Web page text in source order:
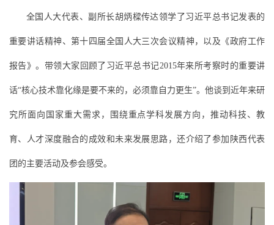
全国人大代表、副所长胡炳樑传达领学了习近平总书记发表的
重要讲话精神、第十四届全国人大三次会议精神，以及《政府工作
报告》。带领大家回顾了习近平总书记2015年来所考察时的重要讲
话“核心技术靠化缘是要不来的，必须靠自力更生”。他谈到近年来研
究所面向国家重大需求，围绕重点学科发展方向，推动科技、教
育、人才深度融合的成效和未来发展思路，还介绍了参加陕西代表
团的主要活动及参会感受。